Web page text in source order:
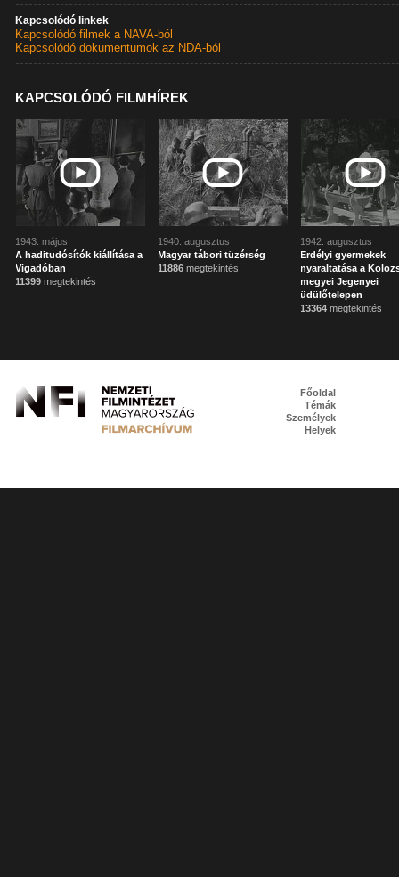
Kapcsolódó linkek
Kapcsolódó filmek a NAVA-ból
Kapcsolódó dokumentumok az NDA-ból
KAPCSOLÓDÓ FILMHÍREK
1943. május
A haditudósítók kiállítása a
Vigadóban
11399 megtekintés
1940. augusztus
Magyar tábori tüzérség
11886 megtekintés
1942. augusztus
Erdélyi gyermekek
nyaraltatása a
megyei Jegenyei
üdülőtelepen
13364 megtekintés
Főoldal
Témák
Személyek
Helyek